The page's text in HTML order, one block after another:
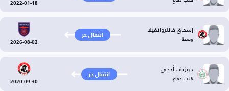
2022-01-18
إسحاق فانلرواتفيلا
وسط انتقال حر
2026-08-02
جوزيف أدجي
قلب دفاع انتقال حر
2020-09-30